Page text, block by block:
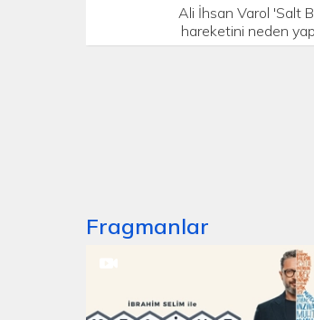
Ali İhsan Varol 'Salt
hareketini neden
Fragmanlar